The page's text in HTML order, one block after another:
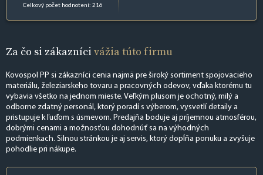
Celkový počet hodnotení: 216
Za čo si zákazníci vážia túto firmu
Kovospol PP si zákazníci cenia najmä pre široký sortiment spojovacieho
materiálu, železiarskeho tovaru a pracovných odevov, vďaka ktorému tu
vybavia všetko na jednom mieste. Veľkým plusom je ochotný, milý a
odborne zdatný personál, ktorý poradí s výberom, vysvetlí detaily a
pristupuje k ľuďom s úsmevom. Predajňa boduje aj príjemnou atmosférou,
dobrými cenami a možnosťou dohodnúť sa na výhodných
podmienkach. Silnou stránkou je aj servis, ktorý dopĺňa ponuku a zvyšuje
pohodlie pri nákupe.